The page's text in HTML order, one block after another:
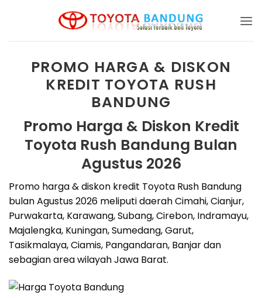
PROMO HARGA & DISKON
KREDIT TOYOTA RUSH
BANDUNG
Promo Harga & Diskon Kredit
Toyota Rush Bandung Bulan
Agustus 2026
Promo harga & diskon kredit Toyota Rush Bandung
bulan Agustus 2026 meliputi daerah Cimahi, Cianjur,
Purwakarta, Karawang, Subang, Cirebon, Indramayu,
Majalengka, Kuningan, Sumedang, Garut,
Tasikmalaya, Ciamis, Pangandaran, Banjar dan
sebagian area wilayah Jawa Barat.